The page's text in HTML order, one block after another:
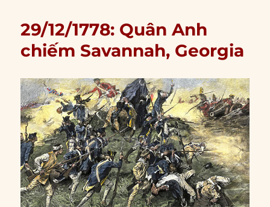
29/12/1778: Quân Anh
chiếm Savannah, Georgia